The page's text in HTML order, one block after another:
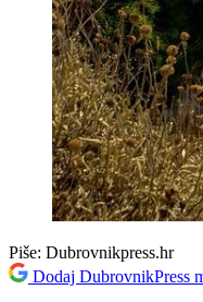
Piše: Dubrovnikpress.hr
Dodaj DubrovnikPress